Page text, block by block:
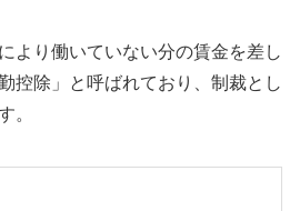
より働いていない分の賃金を差し
控除」と呼ばれており、制裁とし
。